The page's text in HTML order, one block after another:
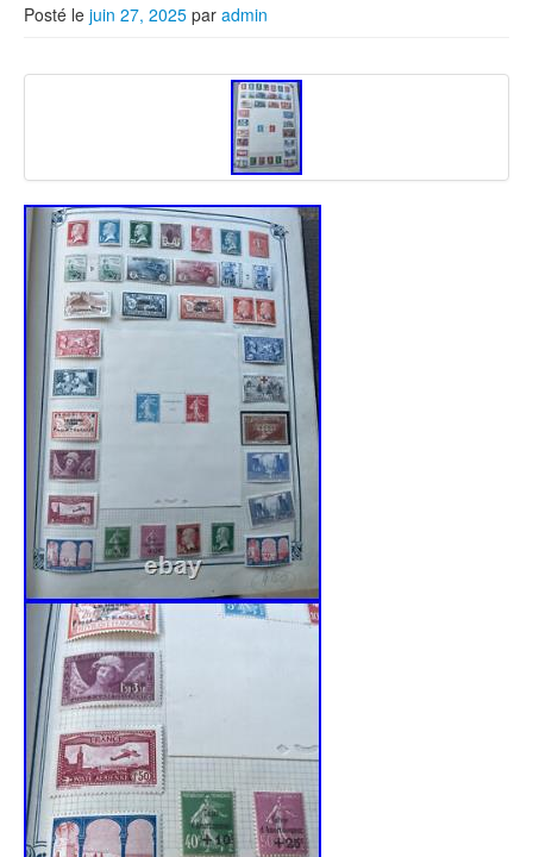
Posté le juin 27, 2025 par admin